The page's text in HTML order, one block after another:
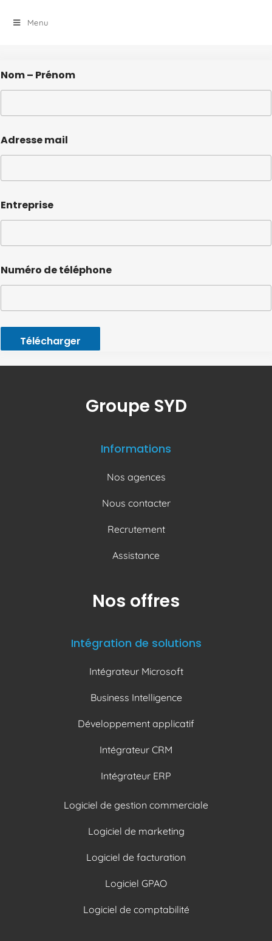
Menu
Nom – Prénom
Adresse mail
Entreprise
Numéro de téléphone
Télécharger
Groupe SYD
Informations
Nos agences
Nous contacter
Recrutement
Assistance
Nos offres
Intégration de solutions
Intégrateur Microsoft
Business Intelligence
Développement applicatif
Intégrateur CRM
Intégrateur ERP
Logiciel de gestion commerciale
Logiciel de marketing
Logiciel de facturation
Logiciel GPAO
Logiciel de comptabilité